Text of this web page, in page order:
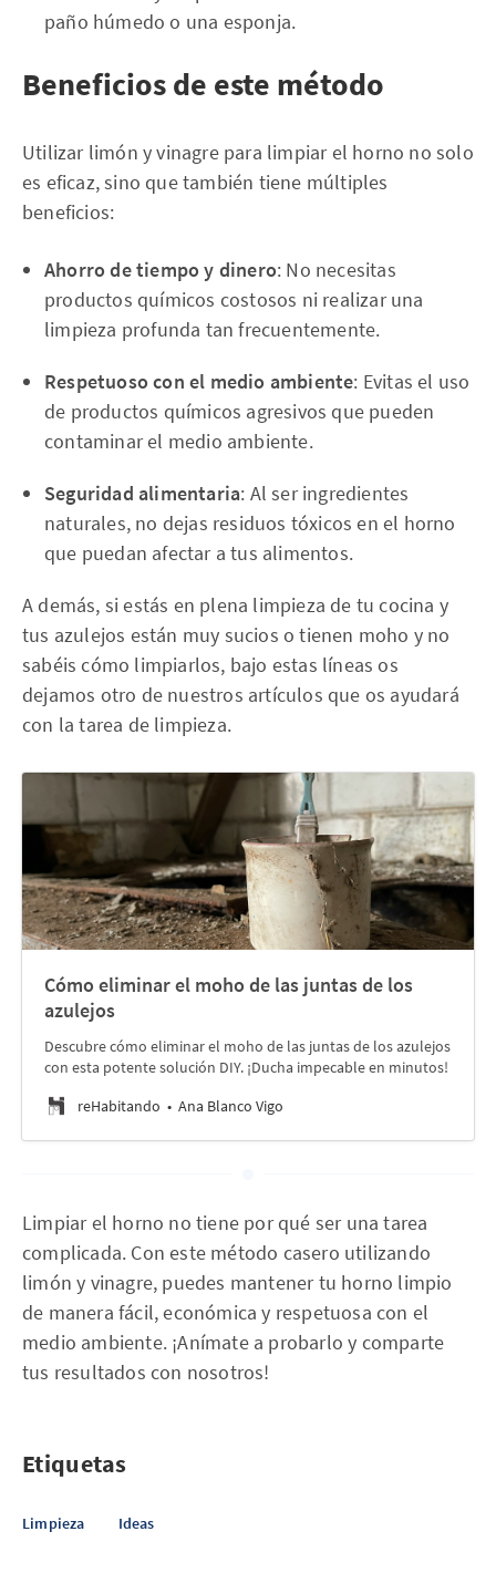
paño húmedo o una esponja.
Beneficios de este método
Utilizar limón y vinagre para limpiar el horno no solo
es eficaz, sino que también tiene múltiples
beneficios:
Ahorro de tiempo y dinero: No necesitas
productos químicos costosos ni realizar una
limpieza profunda tan frecuentemente.
Respetuoso con el medio ambiente: Evitas el uso
de productos químicos agresivos que pueden
contaminar el medio ambiente.
Seguridad alimentaria: Al ser ingredientes
naturales, no dejas residuos tóxicos en el horno
que puedan afectar a tus alimentos.
A demás, si estás en plena limpieza de tu cocina y
tus azulejos están muy sucios o tienen moho y no
sabéis cómo limpiarlos, bajo estas líneas os
dejamos otro de nuestros artículos que os ayudará
con la tarea de limpieza.
Cómo eliminar el moho de las juntas de los
azulejos
Descubre cómo eliminar el moho de las juntas de los azulejos
con esta potente solución DIY. ¡Ducha impecable en minutos!
reHabitando
Ana Blanco Vigo
Limpiar el horno no tiene por qué ser una tarea
complicada. Con este método casero utilizando
limón y vinagre, puedes mantener tu horno limpio
de manera fácil, económica y respetuosa con el
medio ambiente. ¡Anímate a probarlo y comparte
tus resultados con nosotros!
Etiquetas
Limpieza Ideas